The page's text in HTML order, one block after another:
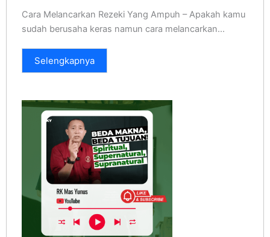
Cara Melancarkan Rezeki Yang Ampuh – Apakah kamu
sudah berusaha keras namun cara melancarkan...
Selengkapnya